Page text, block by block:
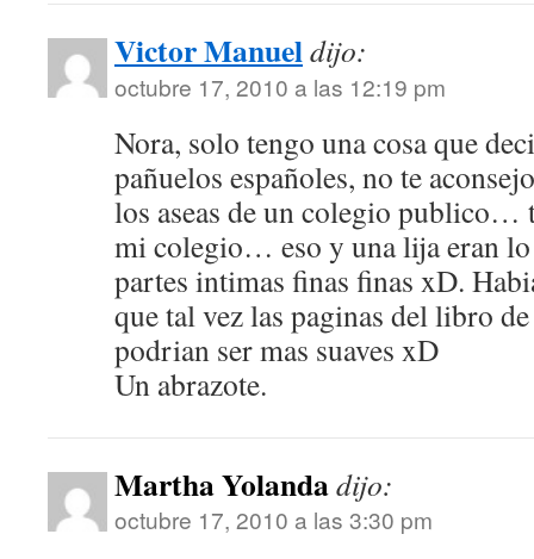
Victor Manueldijo:
octubre 17, 2010 a las 12:19 pm
Nora, solo tengo una cosa que
pañuelos españoles, no te
los aseas de un colegio publico…
mi colegio… eso y una lija eran
partes intimas finas finas xD.
que tal vez las paginas del libro
podrian ser mas suaves xD
Un abrazote.
Martha Yolandadijo:
octubre 17, 2010 a las 3:30 pm